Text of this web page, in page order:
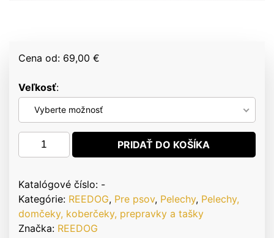
Cena od: 69,00 €
Veľkosť
Vyberte možnosť
množstvo
Reedog
Black
-
pelech
pre
PRIDAŤ DO KOŠÍKA
Katalógové číslo: -
Kategórie: REEDOG, Pre psov, Pelechy, Pelechy,
domčeky, koberčeky, prepravky a tašky
Značka: REEDOG